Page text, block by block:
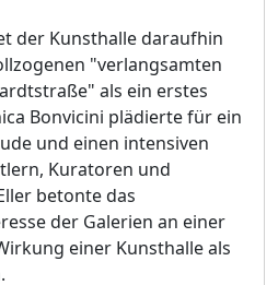
der Kunsthalle daraufhin
"verlangsamten
als ein erstes
Bonvicini plädierte für ein
und einen intensiven
Kuratoren und
betonte das
der Galerien an einer
einer Kunsthalle als